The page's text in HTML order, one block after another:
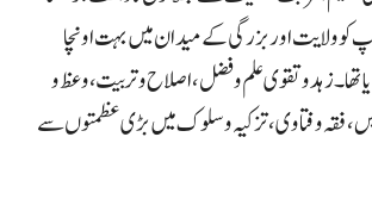
کو ولایت اور بزرگی کے میدان میں بہت اونچا
تھا۔ زہد و تقوی علم و فضل، اصلاح و تربیت، وعظ و
، فقہ وفتاوی ، تزکیہ وسلوک میں بڑی عظمتوں سے